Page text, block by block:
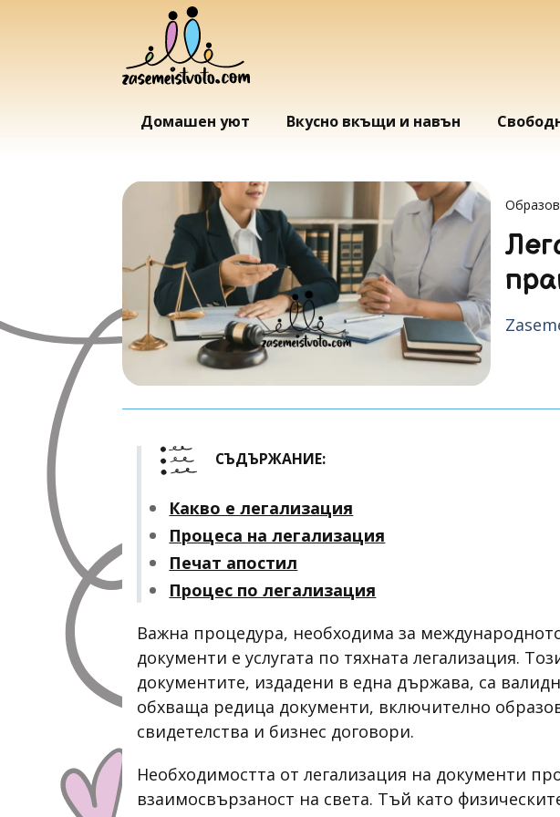
Домашен уют Вкусно вкъщи и навън
СЪДЪРЖАНИЕ:
Какво е легализация
Процеса на легализация
Печат апостил
Процес по легализация
Важна процедура, необходима за
документи е услугата по тяхната легализация.
документите, издадени в една държава, са
обхваща редица документи, включително
свидетелства и бизнес договори.
Необходимостта от легализация на документи
взаимосвързаност на света. Тъй като